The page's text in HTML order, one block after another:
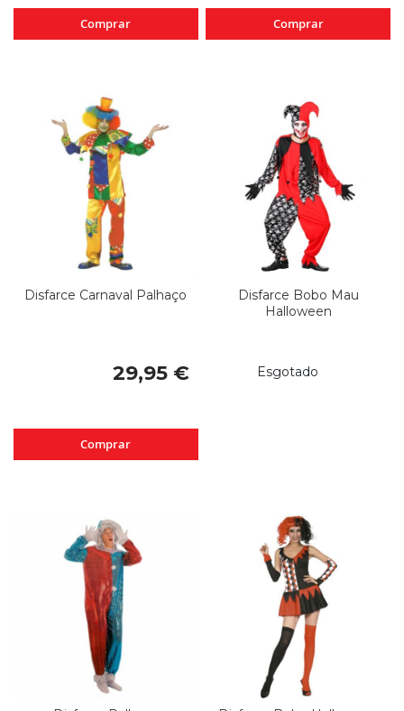
Comprar Comprar
Disfarce Carnaval Palhaço
29,95 €
Comprar
Disfarce Bobo Mau
Halloween
Esgotado